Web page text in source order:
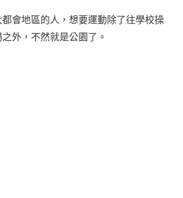
會地區的人，想要運動除了往學校操
之外，不然就是公園了。